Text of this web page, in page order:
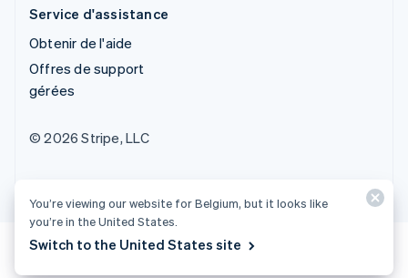
Service d'assistance
Obtenir de l'aide
Offres de support
gérées
© 2026 Stripe, LLC
You’re viewing our website for Belgium, but it looks like
you’re in the United States.
Switch to the United States site